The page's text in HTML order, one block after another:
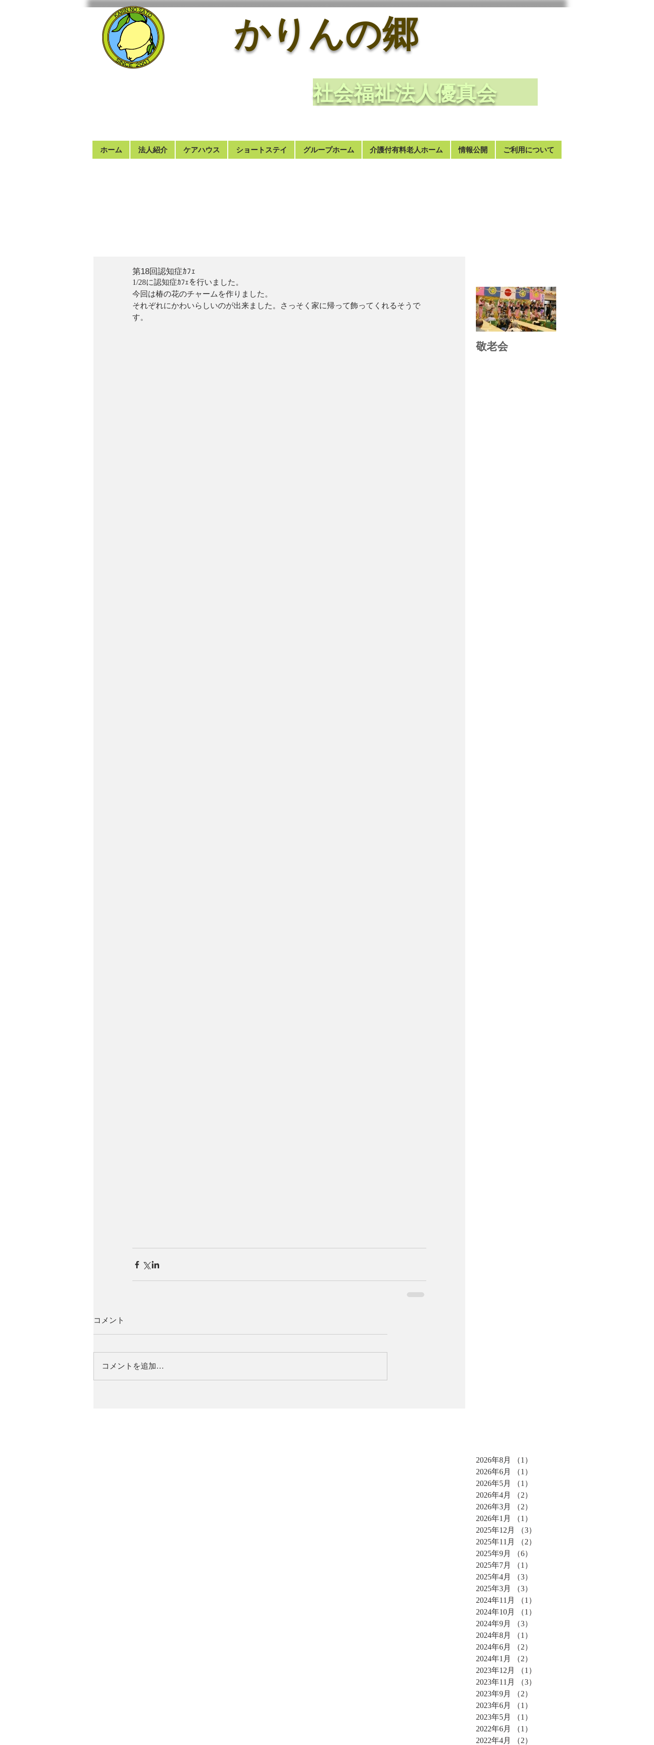
かりんの郷
​社会福祉法人優真会
ホーム 法人紹介 ケアハウス ショートステイ グループホーム 介護付有料老人ホーム 情報公開 ご利用について
第18回認知症ｶﾌｪ
1/28に認知症ｶﾌｪを行いました。
今回は椿の花のチャームを作りました。
それぞれにかわいらしいのが出来ました。さっそく家に帰って飾ってくれるそうで
す。
コメント
コメントを追加…
敬老会
2026年8月 （1）
2026年6月
（1）
2026年5月
（1）
2026年4月
（2）
2026年3月
（2）
2026年1月
（1）
2025年12月
（3）
2025年11月
（2）
2025年9月
（6）
2025年7月
（1）
2025年4月
（3）
2025年3月
（3）
2024年11月
（1）
2024年10月
（1）
2024年9月
（3）
2024年8月
（1）
2024年6月
（2）
2024年1月
（2）
2023年12月
（1）
2023年11月
（3）
2023年9月
（2）
2023年6月
（1）
2023年5月
（1）
2022年6月
（1）
2022年4月
（2）